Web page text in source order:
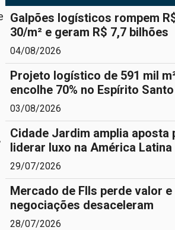
Galpões logísticos rompem
30/m² e geram R$ 7,7 bilhões
04/08/2026
Projeto logístico de 591 mil
encolhe 70% no Espírito Santo
03/08/2026
Cidade Jardim amplia aposta
liderar luxo na América Latina
29/07/2026
Mercado de FIIs perde valor e
negociações desaceleram
28/07/2026